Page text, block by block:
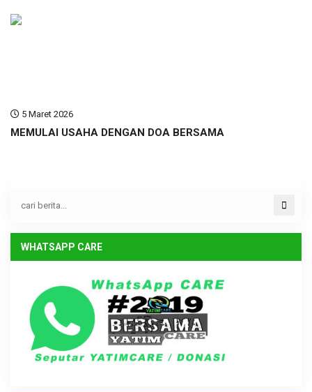
5 Maret 2026
MEMULAI USAHA DENGAN DOA BERSAMA
WHATSAPP CARE